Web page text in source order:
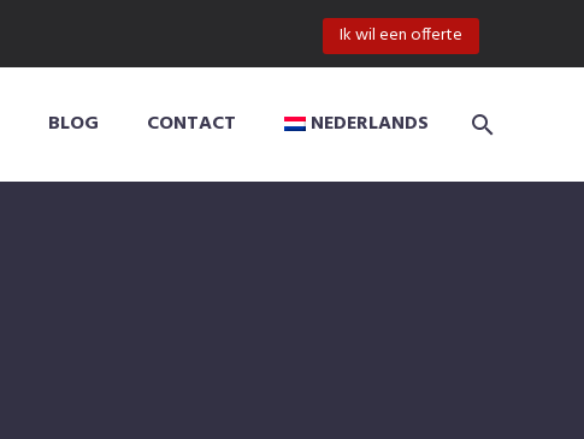
Ik wil een offerte
BLOG CONTACT NEDERLANDS